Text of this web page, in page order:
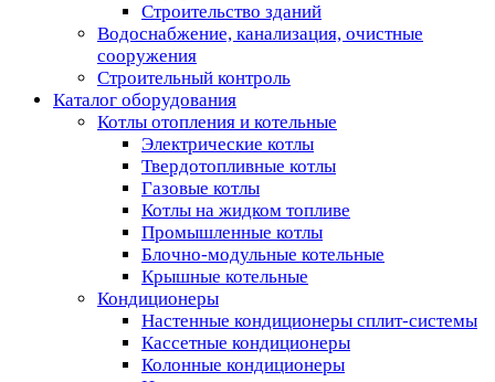
Строительство зданий
Водоснабжение, канализация, очистные
сооружения
Строительный контроль
Каталог оборудования
Котлы отопления и котельные
Электрические котлы
Твердотопливные котлы
Газовые котлы
Котлы на жидком топливе
Промышленные котлы
Блочно-модульные котельные
Крышные котельные
Кондиционеры
Настенные кондиционеры сплит-системы
Кассетные кондиционеры
Колонные кондиционеры